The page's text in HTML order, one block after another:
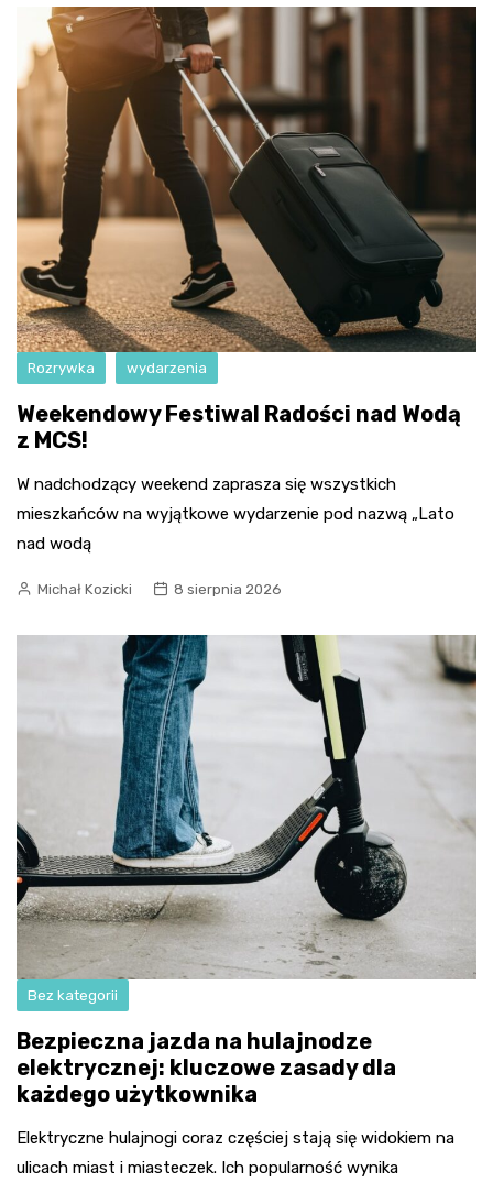
Rozrywka wydarzenia
Weekendowy Festiwal Radości nad Wodą
z MCS!
W nadchodzący weekend zaprasza się wszystkich
mieszkańców na wyjątkowe wydarzenie pod nazwą „Lato
nad wodą
Michał Kozicki 8 sierpnia 2026
Bez kategorii
Bezpieczna jazda na hulajnodze
elektrycznej: kluczowe zasady dla
każdego użytkownika
Elektryczne hulajnogi coraz częściej stają się widokiem na
ulicach miast i miasteczek. Ich popularność wynika